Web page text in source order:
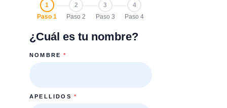
1
Paso 1
2
Paso 2
3
Paso 3
4
Paso 4
¿Cuál es tu nombre?
NOMBRE*
APELLIDOS *